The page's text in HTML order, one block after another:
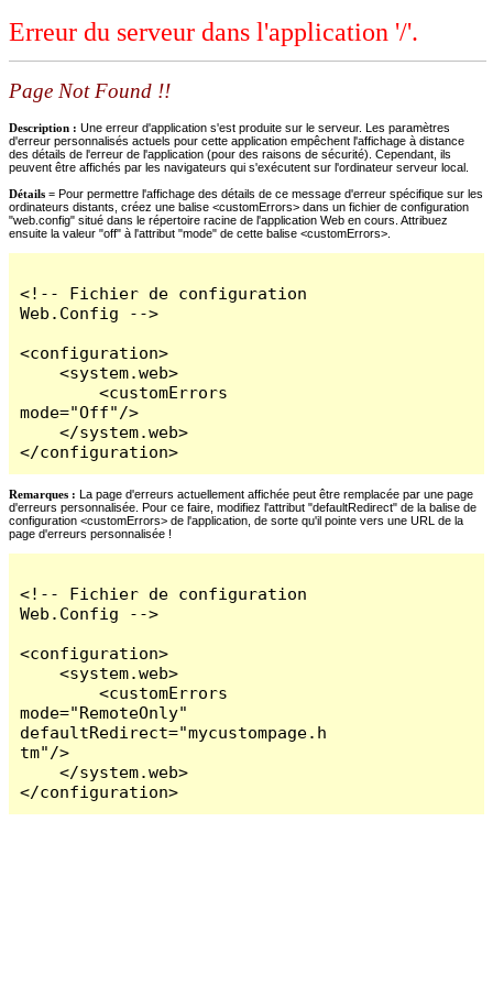
Erreur du serveur dans l'application '/'.
Page Not Found !!
Description : Une erreur d'application s'est produite sur le serveur. Les paramètres
d'erreur personnalisés actuels pour cette application empêchent l'affichage à distance
des détails de l'erreur de l'application (pour des raisons de sécurité). Cependant, ils
peuvent être affichés par les navigateurs qui s'exécutent sur l'ordinateur serveur local.
Détails = Pour permettre l'affichage des détails de ce message d'erreur spécifique sur les
ordinateurs distants, créez une balise <customErrors> dans un fichier de configuration
"web.config" situé dans le répertoire racine de l'application Web en cours. Attribuez
ensuite la valeur "off" à l'attribut "mode" de cette balise <customErrors>.
<!-- Fichier de configuration
Web.Config -->
<configuration>
    <system.web>
        <customErrors
mode="Off"/>
    </system.web>
</configuration>
Remarques : La page d'erreurs actuellement affichée peut être remplacée par une page
d'erreurs personnalisée. Pour ce faire, modifiez l'attribut "defaultRedirect" de la balise de
configuration <customErrors> de l'application, de sorte qu'il pointe vers une URL de la
page d'erreurs personnalisée !
<!-- Fichier de configuration
Web.Config -->
<configuration>
    <system.web>
        <customErrors
mode="RemoteOnly"
defaultRedirect="mycustompage.h
tm"/>
    </system.web>
</configuration>